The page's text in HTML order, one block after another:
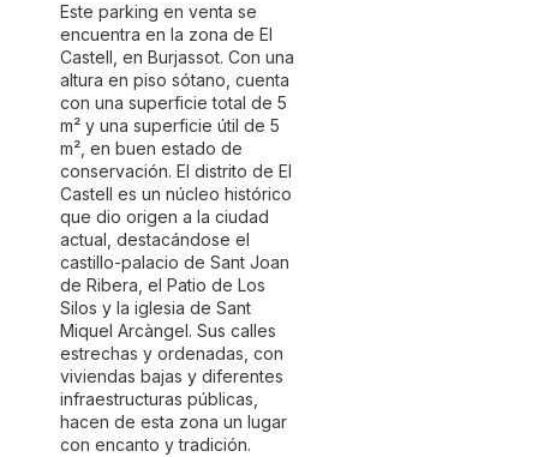
Este parking en venta se
encuentra en la zona de El
Castell, en Burjassot. Con una
altura en piso sótano, cuenta
con una superficie total de 5
m² y una superficie útil de 5
m², en buen estado de
conservación. El distrito de El
Castell es un núcleo histórico
que dio origen a la ciudad
actual, destacándose el
castillo-palacio de Sant Joan
de Ribera, el Patio de Los
Silos y la iglesia de Sant
Miquel Arcàngel. Sus calles
estrechas y ordenadas, con
viviendas bajas y diferentes
infraestructuras públicas,
hacen de esta zona un lugar
con encanto y tradición.